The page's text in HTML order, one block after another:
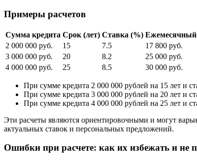
Примеры расчетов
Сумма кредита Срок (лет) Ставка (%)
2 000 000 руб.
15 7.5 17 800 руб.
3 000 000 руб.
20 8.2 25 000 руб.
4 000 000 руб.
25 8.5 30 000 руб.
При сумме кредита 2 000 000 рублей на 15 лет и
При сумме кредита 3 000 000 рублей на 20 лет и
При сумме кредита 4 000 000 рублей на 25 лет и
Эти расчеты являются ориентировочными и могут
актуальных ставок и персональных предложений.
Ошибки при расчете: как их избежать и не